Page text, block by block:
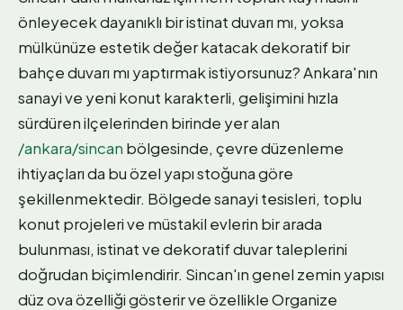
önleyecek dayanıklı bir istinat duvarı mı, yoksa
mülkünüze estetik değer katacak dekoratif bir
bahçe duvarı mı yaptırmak istiyorsunuz? Ankara'nın
sanayi ve yeni konut karakterli, gelişimini hızla
sürdüren ilçelerinden birinde yer alan
/ankara/sincan bölgesinde, çevre düzenleme
ihtiyaçları da bu özel yapı stoğuna göre
şekillenmektedir. Bölgede sanayi tesisleri, toplu
konut projeleri ve müstakil evlerin bir arada
bulunması, istinat ve dekoratif duvar taleplerini
doğrudan biçimlendirir. Sincan'ın genel zemin yapısı
düz ova özelliği gösterir ve özellikle Organize